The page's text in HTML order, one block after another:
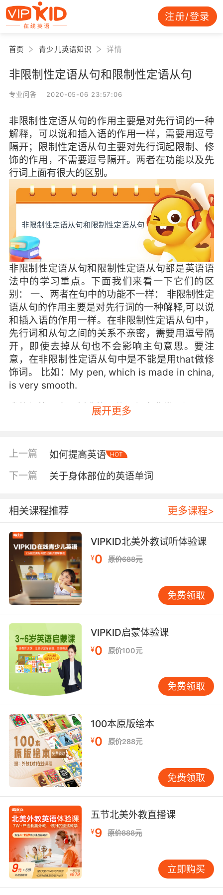
注册/登录
首页 青少儿英语知识 详情
非限制性定语从句和限制性定语从句
专业问答 2020-05-06 23:57:06
非限制性定语从句的作用主要是对先行词的一种
解释，可以说和插入语的作用一样，需要用逗号
隔开；限制性定语从句主要对先行词起限制、修
饰的作用，不需要逗号隔开。两者在功能以及先
行词上面有很大的区别。
非限制性定语从句和限制性定语从句都是英语语
法中的学习重点。下面我们来看一下它们的区
别： 一、两者在句中的功能不一样： 非限制性定
语从句的作用主要是对先行词的一种解释,可以说
和插入语的作用一样。在非限制性定语从句中，
先行词和从句之间的关系不亲密，需要用逗号隔
开，即使去掉从句也不会影响主句意思。要注
意，在非限制性定语从句中是不能是用that做修
饰词。 比如：My pen, which is made in china,
is very smooth.
我的钢笔是中国制造的，使用起来非常顺滑。 限
隔开。我们经常使用的关系词有：which、
whom、who、whose、where、when、that等
等。 比如：Do you konw the witer who is
二、 两者的先行词不相同。 非限制性定语从句可
以用一个单词、部分句子以及整个句子作先行
词，其中句子作先行词的时候，关系词往往是
which或者as。我们要注意，as作关系词的时
候，经常使用的结构有：as is mentioned（据提
到…）；as is reported（据报道…）；as is
said（据说）、as is announced（据宣布）等
等。 比如：He has wined the first in the race,
which makes us very excited. 他在比赛中获得
了第一名，让我们非常兴奋。（非限制性定语从
句整个句子作先行词） 限制性定语从句往往都是
用一个词来做先行词的。
比如： He has wined the first in the race that
host by nation. 他在国际比赛中获得了第一名。
（限制性定语从句race作先行词）
展开更多
上一篇 如何提高英语 HOT
下一篇 关于身体部位的英语单词
相关课程推荐 更多课程>
VIPKID北美外教试听体验课
¥0 原价688元
免费领取
VIPKID启蒙体验课
¥0 原价100元
免费领取
100本原版绘本
¥0 原价288元
免费领取
五节北美外教直播课
¥9 原价888元
立即购买